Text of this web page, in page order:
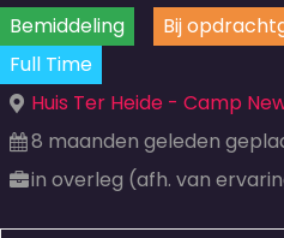
Bemiddeling Bij
Full Time
Huis Ter Heide - Camp
8 maanden geleden
in overleg (afh. van